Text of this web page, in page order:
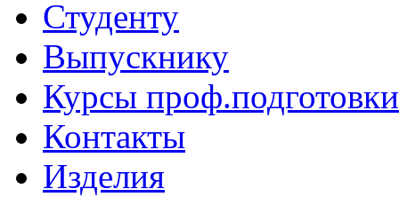
Студенту
Выпускнику
Курсы проф.подготовки
Контакты
Изделия